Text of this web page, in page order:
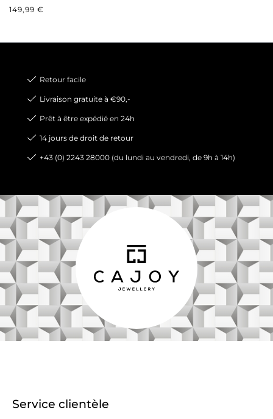
PRIX RÉGULIER :
149,99 €
Retour facile
Livraison gratuite à €90,-
Prêt à être expédié en 24h
14 jours de droit de retour
+43 (0) 2243 28000 (du lundi au vendredi, de 9h à 14h)
Service clientèle